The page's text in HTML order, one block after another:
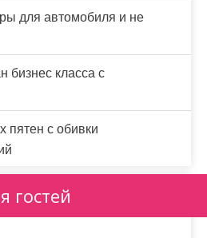
для автомобиля и не
бизнес класса с
пятен с обивки
гостей